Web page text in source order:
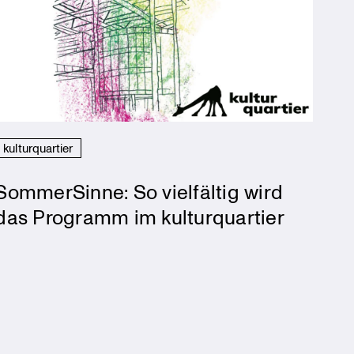
kulturquartier
So vielfältig wird
Programm im kulturquartier